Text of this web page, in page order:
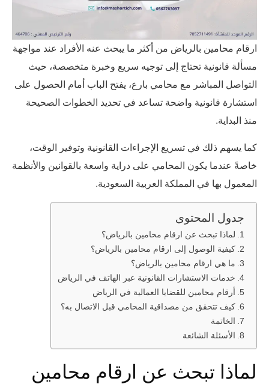
ارقام محامين بالرياض من أكثر ما يبحث عنه الأفراد عند مواجهة
مسألة قانونية تحتاج إلى توجيه سريع وخبرة متخصصة، حيث
التواصل المباشر مع محامي بارع، يفتح الباب أمام الحصول على
استشارة قانونية واضحة تساعد في تحديد الخطوات الصحيحة
منذ البداية.
كما يسهم ذلك في تسريع الإجراءات القانونية وتوفير الوقت،
خاصةً عندما يكون المحامي على دراية واسعة بالقوانين والأنظمة
المعمول بها في المملكة العربية السعودية.
جدول المحتوى
لماذا تبحث عن ارقام محامين بالرياض؟
كيفية الوصول إلى ارقام محامين بالرياض؟
ما هي ارقام محامين بالرياض؟
خدمات الاستشارات القانونية عبر الهاتف في الرياض
أرقام محامين للقضايا العمالية في الرياض
كيف تتحقق من مصداقية المحامي قبل الاتصال به؟
الخاتمة
الأسئلة الشائعة
لماذا تبحث عن ارقام محامين